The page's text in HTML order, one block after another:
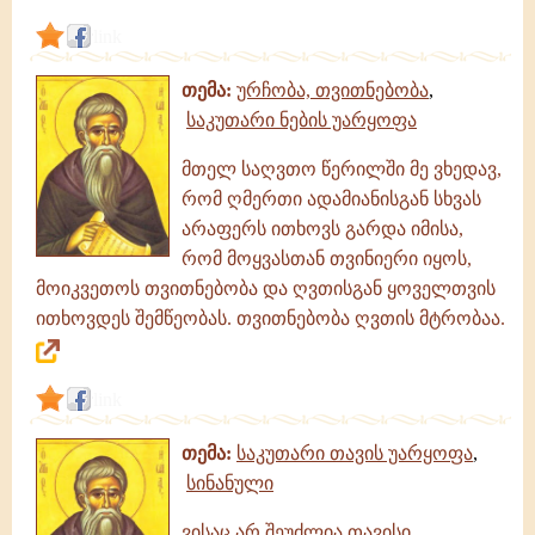
თემა: ურჩობა, თვითნებობა,
საკუთარი ნების უარყოფა
მთელ საღვთო წერილში მე ვხედავ,
რომ ღმერთი ადამიანისგან სხვას
არაფერს ითხოვს გარდა იმისა,
რომ მოყვასთან თვინიერი იყოს,
მოიკვეთოს თვითნებობა და ღვთისგან ყოველთვის
ითხოვდეს შემწეობას. თვითნებობა ღვთის მტრობაა.
თემა: საკუთარი თავის უარყოფა,
სინანული